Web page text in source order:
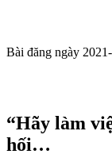
Bài đăng ngày
“Hãy làm
hối…